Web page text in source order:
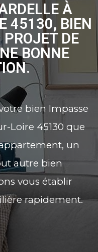
À
45130, BIEN
DE
BONNE
bien Impasse
Loire 45130 que
un
autre bien
vous établir
rapidement.